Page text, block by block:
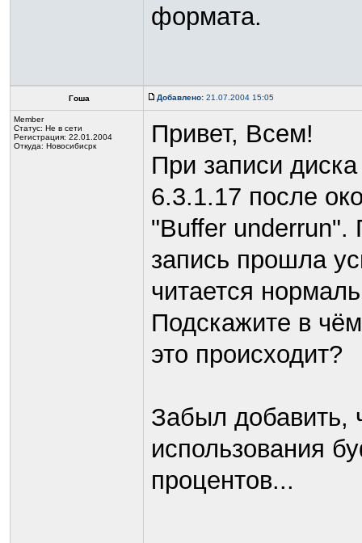
формата.
Гоша Добавлено: 21.07.2004 15:05
Member
Статус: Не в сети
Регистрация: 22.01.2004
Откуда: Новосибисрк
Привет, Всем!
При записи
6.3.1.17 после
"Buffer underrun".
запись прошла
читается
Подскажите в
это происходит?
Забыл добавить,
использования
процентов...